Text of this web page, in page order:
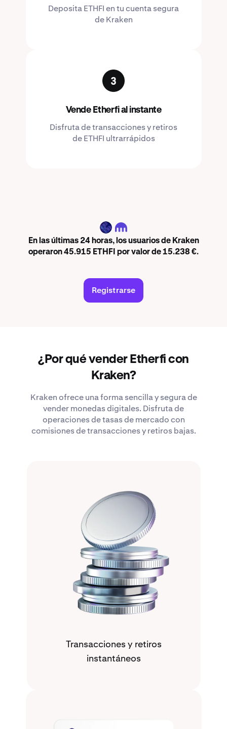
Deposita ETHFI en tu cuenta segura
de Kraken
Vende Etherfi al instante
Disfruta de transacciones y retiros
de ETHFI ultrarrápidos
ETHFI
En las últimas 24 horas, los usuarios de Kraken
operaron 45.915 ETHFI por valor de 15.238 €.
Registrarse
¿Por qué vender Etherfi con
Kraken?
Kraken ofrece una forma sencilla y segura de
vender monedas digitales. Disfruta de
operaciones de tasas de mercado con
comisiones de transacciones y retiros bajas.
Transacciones y retiros
instantáneos